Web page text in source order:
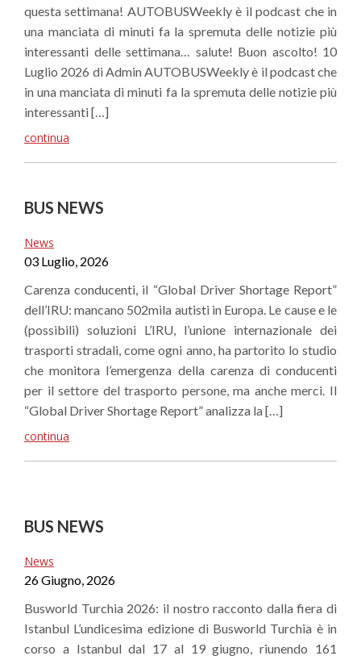
questa settimana! AUTOBUSWeekly è il podcast che in
una manciata di minuti fa la spremuta delle notizie più
interessanti delle settimana… salute! Buon ascolto! 10
Luglio 2026 di Admin AUTOBUSWeekly è il podcast che
in una manciata di minuti fa la spremuta delle notizie più
interessanti […]
continua
BUS NEWS
News
03 Luglio, 2026
Carenza conducenti, il “Global Driver Shortage Report”
dell’IRU: mancano 502mila autisti in Europa. Le cause e le
(possibili) soluzioni L’IRU, l’unione internazionale dei
trasporti stradali, come ogni anno, ha partorito lo studio
che monitora l’emergenza della carenza di conducenti
per il settore del trasporto persone, ma anche merci. Il
“Global Driver Shortage Report” analizza la […]
continua
BUS NEWS
News
26 Giugno, 2026
Busworld Turchia 2026: il nostro racconto dalla fiera di
Istanbul L’undicesima edizione di Busworld Turchia è in
corso a Istanbul dal 17 al 19 giugno, riunendo 161